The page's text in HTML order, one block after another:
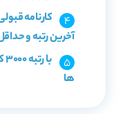
کارنامه
آخرین رتبه و
ها